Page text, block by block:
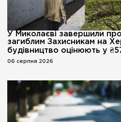
У Миколаєві завершили
загиблим Захисникам на
будівництво оцінюють у
06 серпня 2026